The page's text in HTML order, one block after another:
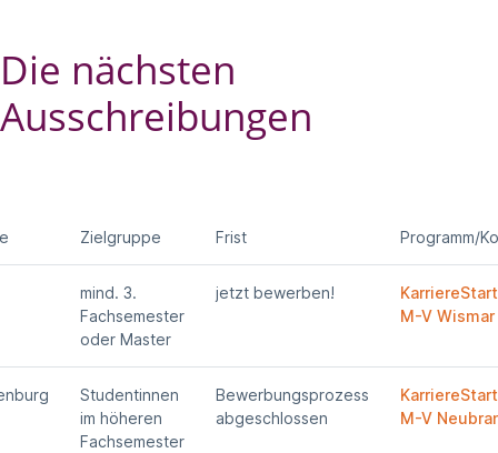
Die nächsten
Ausschreibungen
Zielgruppe Frist Programm/
mind. 3.
Fachsemester
oder Master
jetzt bewerben!
M-V Wismar
Studentinnen
im höheren
Fachsemester
Bewerbungsprozess
abgeschlossen
M-V